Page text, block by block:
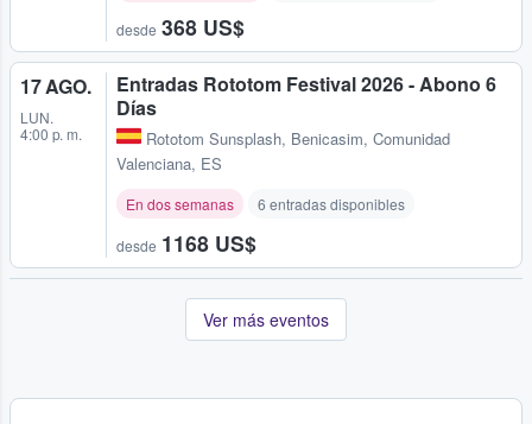
desde 368 US$
17 AGO.
LUN.
4:00 p. m.
Entradas Rototom Festival 2026 - Abono 6
Días
Rototom Sunsplash, Benicasim, Comunidad
Valenciana, ES
En dos semanas 6 entradas disponibles
desde 1168 US$
Ver más eventos